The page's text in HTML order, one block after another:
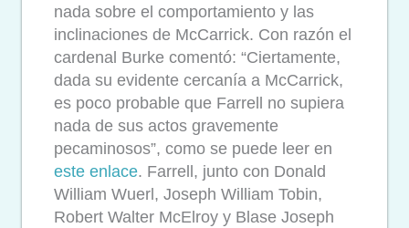
nada sobre el comportamiento y las
inclinaciones de McCarrick. Con razón el
cardenal Burke comentó: “Ciertamente,
dada su evidente cercanía a McCarrick,
es poco probable que Farrell no supiera
nada de sus actos gravemente
pecaminosos”, como se puede leer en
este enlace. Farrell, junto con Donald
William Wuerl, Joseph William Tobin,
Robert Walter McElroy y Blase Joseph